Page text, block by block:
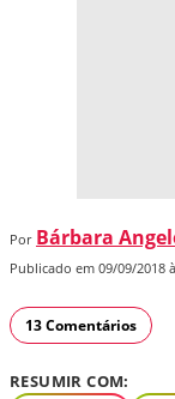
Por Bárbara
Publicado em 09/09/2018
13 Comentários
RESUMIR COM: